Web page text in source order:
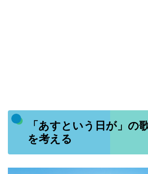
「あすという日が」の
を考える